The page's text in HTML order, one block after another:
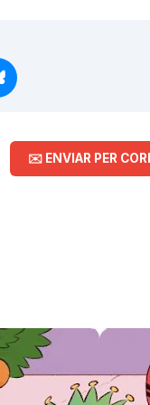
✉️ ENVIAR PER